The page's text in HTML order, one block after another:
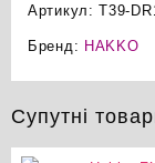
Артикул:T39-
Бренд: HAKKO
Супутні